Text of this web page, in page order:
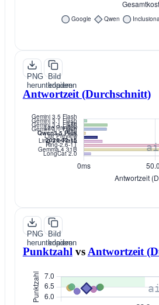
PNG
herunterladen
Bild
kopieren
Antwortzeit (Durchschnitt)
PNG
herunterladen
Bild
kopieren
Punktzahl vs Antwortzeit